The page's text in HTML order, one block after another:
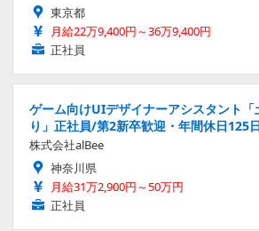
東京都
月給22万9,400円～36万9,400円
正社員
ゲーム向けUIデザイナーアシスタント
り」正社員/第2新卒歓迎・年間休日125
株式会社alBee
神奈川県
月給31万2,900円～50万円
正社員